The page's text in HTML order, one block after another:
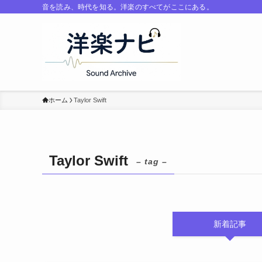
音を読み、時代を知る。洋楽のすべてがここにある。
ホーム Taylor Swift
Taylor Swift – tag –
新着記事